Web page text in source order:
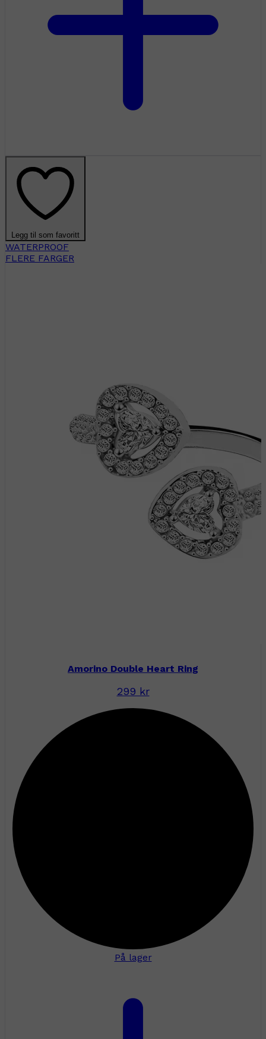
Legg til som favoritt
WATERPROOF
FLERE FARGER
Amorino Double Heart Ring
299 kr
På lager